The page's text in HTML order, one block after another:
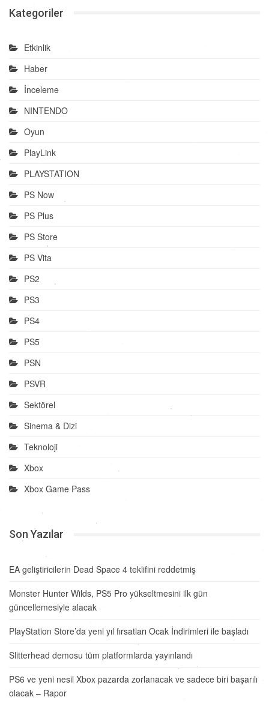
Kategoriler
Etkinlik
Haber
İnceleme
NINTENDO
Oyun
PlayLink
PLAYSTATION
PS Now
PS Plus
PS Store
PS Vita
PS2
PS3
PS4
PS5
PSN
PSVR
Sektörel
Sinema & Dizi
Teknoloji
Xbox
Xbox Game Pass
Son Yazılar
EA geliştiricilerin Dead Space 4 teklifini reddetmiş
Monster Hunter Wilds, PS5 Pro yükseltmesini ilk gün
güncellemesiyle alacak
PlayStation Store’da yeni yıl fırsatları Ocak İndirimleri ile başladı
Slitterhead demosu tüm platformlarda yayınlandı
PS6 ve yeni nesil Xbox pazarda zorlanacak ve sadece biri başarılı
olacak – Rapor